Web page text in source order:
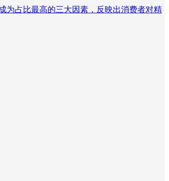
为占比最高的三大因素，反映出消费者对精